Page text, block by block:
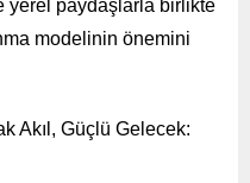
yerel paydaşlarla birlikte
modelinin önemini
Akıl, Güçlü Gelecek: